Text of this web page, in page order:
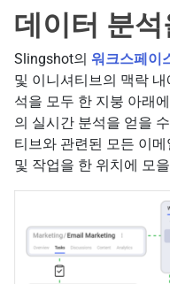
데이터 분
Slingshot의 워크스페이
및 이니셔티브의 맥락
석을 모두 한 지붕 아래
의 실시간 분석을 얻을
티브와 관련된 모든 이
및 작업을 한 위치에 모